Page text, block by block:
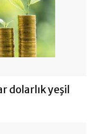
dolarlık yeşil